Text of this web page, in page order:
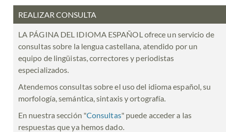
REALIZAR CONSULTA
LA PÁGINA DEL IDIOMA ESPAÑOL ofrece un servicio de
consultas sobre la lengua castellana, atendido por un
equipo de lingüistas, correctores y periodistas
especializados.
Atendemos consultas sobre el uso del idioma español, su
morfología, semántica, sintaxis y ortografía.
En nuestra sección "Consultas" puede acceder a las
respuestas que ya hemos dado.